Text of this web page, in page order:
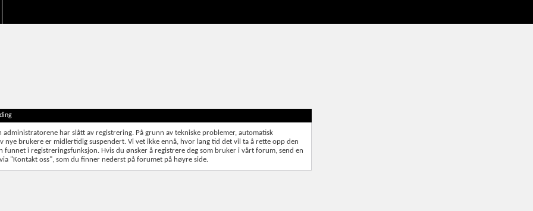
administratorene har slått av registrering. På grunn av tekniske problemer, automatisk
nye brukere er midlertidig suspendert. Vi vet ikke ennå, hvor lang tid det vil ta å rette opp den
funnet i registreringsfunksjon. Hvis du ønsker å registrere deg som bruker i vårt forum, send en
"Kontakt oss", som du finner nederst på forumet på høyre side.